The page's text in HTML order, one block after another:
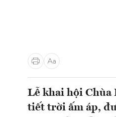
Lễ khai hội Chùa
tiết trời ấm áp,